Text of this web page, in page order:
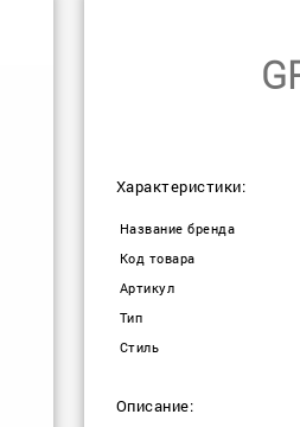
Характеристики:
Название бренда
Код товара
Артикул
Тип
Стиль
Описание: